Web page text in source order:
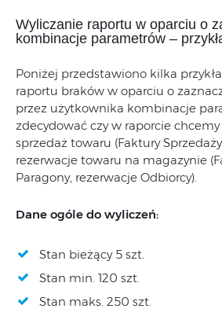
Wyliczanie raportu w oparciu o
kombinacje parametrów –
Poniżej przedstawiono kilka
raportu braków w oparciu o
przez użytkownika kombinacje
zdecydować czy w raporcie
sprzedaż towaru (Faktury
rezerwacje towaru na magazynie
Paragony, rezerwacje Odbiorcy).
Dane ogóle do wyliczeń:
Stan bieżący 5 szt.
Stan min. 120 szt.
Stan maks. 250 szt.